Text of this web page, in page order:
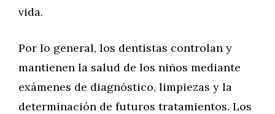
vida.
Por lo general, los dentistas controlan y
mantienen la salud de los niños mediante
exámenes de diagnóstico, limpiezas y la
determinación de futuros tratamientos. Los